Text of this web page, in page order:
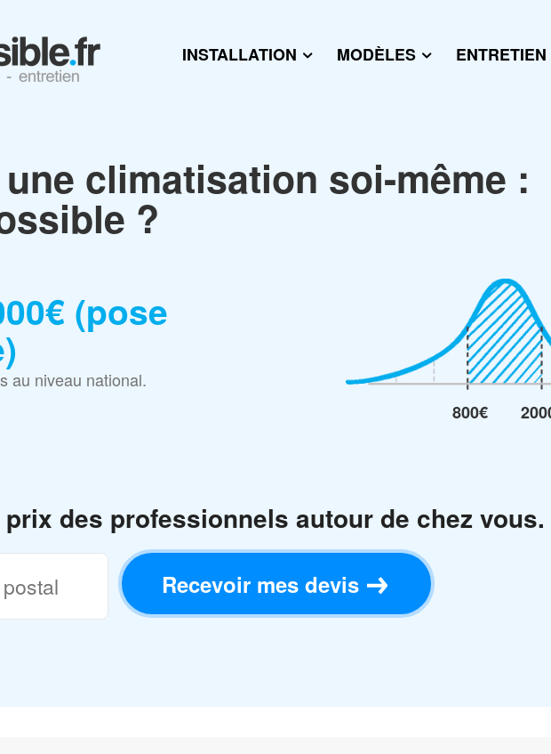
INSTALLATION MODÈLES ENTRETIEN
climatisation soi-même :
?
(pose
au niveau national.
800€
prix des professionnels autour de chez vous.
Recevoir mes devis